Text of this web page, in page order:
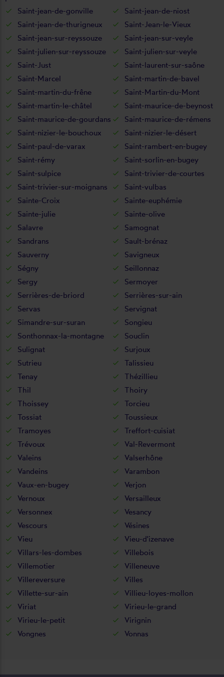
Saint-jean-de-gonville
Saint-jean-de-niost
Saint-jean-de-thurigneux
Saint-Jean-le-Vieux
Saint-jean-sur-reyssouze
Saint-jean-sur-veyle
Saint-julien-sur-reyssouze
Saint-julien-sur-veyle
Saint-Just
Saint-laurent-sur-saône
Saint-Marcel
Saint-martin-de-bavel
Saint-martin-du-frêne
Saint-Martin-du-Mont
Saint-martin-le-châtel
Saint-maurice-de-beynost
Saint-maurice-de-gourdans
Saint-maurice-de-rémens
Saint-nizier-le-bouchoux
Saint-nizier-le-désert
Saint-paul-de-varax
Saint-rambert-en-bugey
Saint-rémy
Saint-sorlin-en-bugey
Saint-sulpice
Saint-trivier-de-courtes
Saint-trivier-sur-moignans
Saint-vulbas
Sainte-Croix
Sainte-euphémie
Sainte-julie
Sainte-olive
Salavre
Samognat
Sandrans
Sault-brénaz
Sauverny
Savigneux
Ségny
Seillonnaz
Sergy
Sermoyer
Serrières-de-briord
Serrières-sur-ain
Servas
Servignat
Simandre-sur-suran
Songieu
Sonthonnax-la-montagne
Souclin
Sulignat
Surjoux
Sutrieu
Talissieu
Tenay
Thézillieu
Thil
Thoiry
Thoissey
Torcieu
Tossiat
Toussieux
Tramoyes
Treffort-cuisiat
Trévoux
Val-Revermont
Valeins
Valserhône
Vandeins
Varambon
Vaux-en-bugey
Verjon
Vernoux
Versailleux
Versonnex
Vesancy
Vescours
Vésines
Vieu
Vieu-d'izenave
Villars-les-dombes
Villebois
Villemotier
Villeneuve
Villereversure
Villes
Villette-sur-ain
Villieu-loyes-mollon
Viriat
Virieu-le-grand
Virieu-le-petit
Virignin
Vongnes
Vonnas